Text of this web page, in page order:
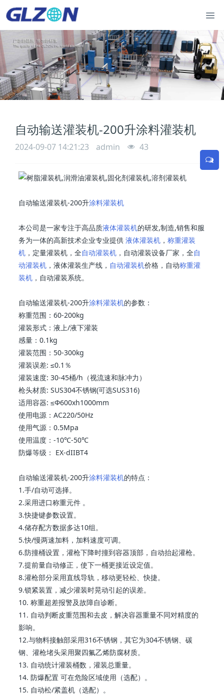
自动输送灌装机-200升涂料灌装机
2024-09-07 14:21:23 admin 43
自动输送灌装机-200升涂料灌装机
本公司是一家专注于高品质液体灌装机的研发,制造,销售和服
务为一体的高新技术企业专业提供液体灌装机 ，称重灌装
机 ，定量灌装机，全自动灌装机 ，自动灌装设备厂家，全自
动灌装机 ，液体灌装生产线， 自动灌装机价格，自动称重灌
装机 ，自动灌装系统。
自动输送灌装机-200升涂料灌装机的参数：
称重范围：60-200kg
灌装形式：液上/液下灌装
感量：0.1kg
灌装范围：50-300kg
灌装误差: ≤0.1％
灌装速度: 30-45桶/h（视流速和脉冲力）
枪头材质: SUS304不锈钢(可选SUS316)
适用容器: ≤Ф600xh1000mm
使用电源：AC220/50Hz
使用气源：0.5Mpa
使用温度：-10℃-50℃
防爆等级： EX-dIIBT4
自动输送灌装机-200升涂料灌装机的特点：
1.手/自动可选择。
2.采用进口称重元件 。
3.快捷键参数设置。
4.储存配方数据多达10组。
5.快/慢两速加料，加料速度可调。
6.防撞桶设置，灌枪下降时撞到容器顶部，自动抬起灌枪。
7.提前量自动修正，使下一桶更接近设定值。
8.灌枪部分采用直线导轨，移动更轻松、快捷。
9.锁紧装置，减少灌装时晃动引起的误差。
10. 称重超差报警及故障自诊断。
11. 自动判断皮重范围和去皮，解决容器重量不同对精度的
影响。
12.与物料接触部采用316不锈钢，其它为304不锈钢、碳
钢、灌枪堵头采用聚四氟乙烯防腐材质。
13. 自动统计灌装桶数，灌装总重量。
14. 防爆配置 可在危险区域使用（选配）。
15. 自动松/紧盖机（选配）。